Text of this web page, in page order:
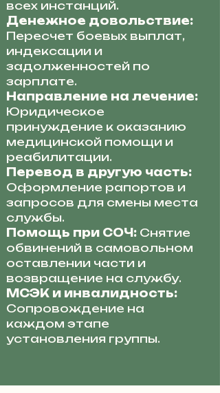
всех инстанций.
Денежное довольствие:
Пересчет боевых выплат,
индексации и
задолженностей по
зарплате.
Направление на лечение:
Юридическое
принуждение к оказанию
медицинской помощи и
реабилитации.
Перевод в другую часть:
Оформление рапортов и
запросов для смены места
службы.
Помощь при СОЧ: Снятие
обвинений в самовольном
оставлении части и
возвращение на службу.
МСЭК и инвалидность:
Сопровождение на
каждом этапе
установления группы.